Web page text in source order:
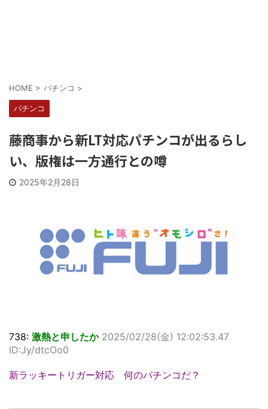
HOME > パチンコ >
パチンコ
藤商事から新LT対応パチンコが出るらし
い、版権は一方通行との噂
2025年2月28日
738: 激熱と申したか 2025/02/28(金) 12:02:53.47
ID:Jy/dtcOo0
新ラッキートリガー対応 何のパチンコだ？